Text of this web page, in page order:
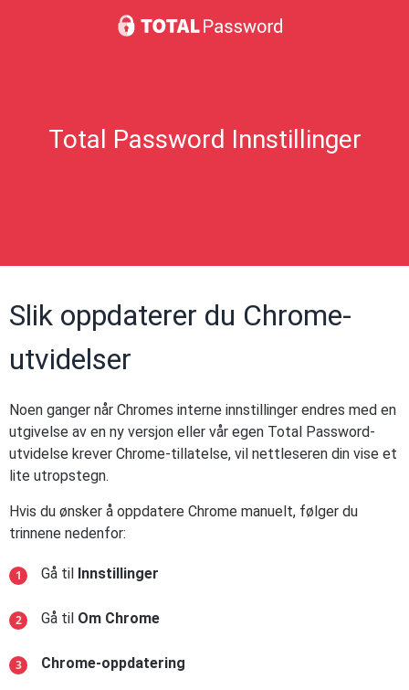
Total Password Innstillinger
Slik oppdaterer du Chrome-
utvidelser
Noen ganger når Chromes interne innstillinger endres med en
utgivelse av en ny versjon eller vår egen Total Password-
utvidelse krever Chrome-tillatelse, vil nettleseren din vise et
lite utropstegn.
Hvis du ønsker å oppdatere Chrome manuelt, følger du
trinnene nedenfor:
Gå til Innstillinger
Gå til Om Chrome
Chrome-oppdatering